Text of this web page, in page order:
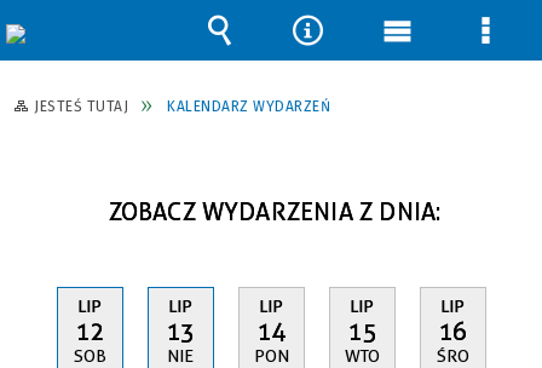
JESTEŚ TUTAJ KALENDARZ WYDARZEŃ
ZOBACZ WYDARZENIA Z DNIA:
LIP
12
SOB
LIP
13
NIE
LIP
14
PON
LIP
15
WTO
LIP
16
ŚRO
Wyszukiwarka
Narzędzia
Menu Menu